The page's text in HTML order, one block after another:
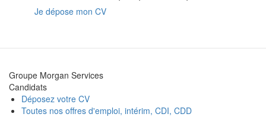
Je dépose mon CV
Groupe Morgan Services
Candidats
Déposez votre CV
Toutes nos offres d'emploi, intérim, CDI, CDD